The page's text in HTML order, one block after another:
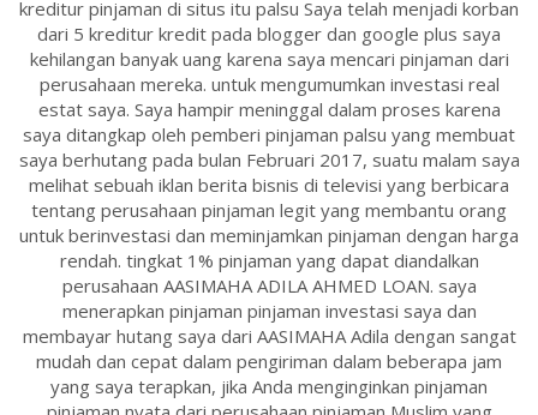
kreditur pinjaman di situs itu palsu Saya telah menjadi korban
dari 5 kreditur kredit pada blogger dan google plus saya
kehilangan banyak uang karena saya mencari pinjaman dari
perusahaan mereka. untuk mengumumkan investasi real
estat saya. Saya hampir meninggal dalam proses karena
saya ditangkap oleh pemberi pinjaman palsu yang membuat
saya berhutang pada bulan Februari 2017, suatu malam saya
melihat sebuah iklan berita bisnis di televisi yang berbicara
tentang perusahaan pinjaman legit yang membantu orang
untuk berinvestasi dan meminjamkan pinjaman dengan harga
rendah. tingkat 1% pinjaman yang dapat diandalkan
perusahaan AASIMAHA ADILA AHMED LOAN. saya
menerapkan pinjaman pinjaman investasi saya dan
membayar hutang saya dari AASIMAHA Adila dengan sangat
mudah dan cepat dalam pengiriman dalam beberapa jam
yang saya terapkan, jika Anda menginginkan pinjaman